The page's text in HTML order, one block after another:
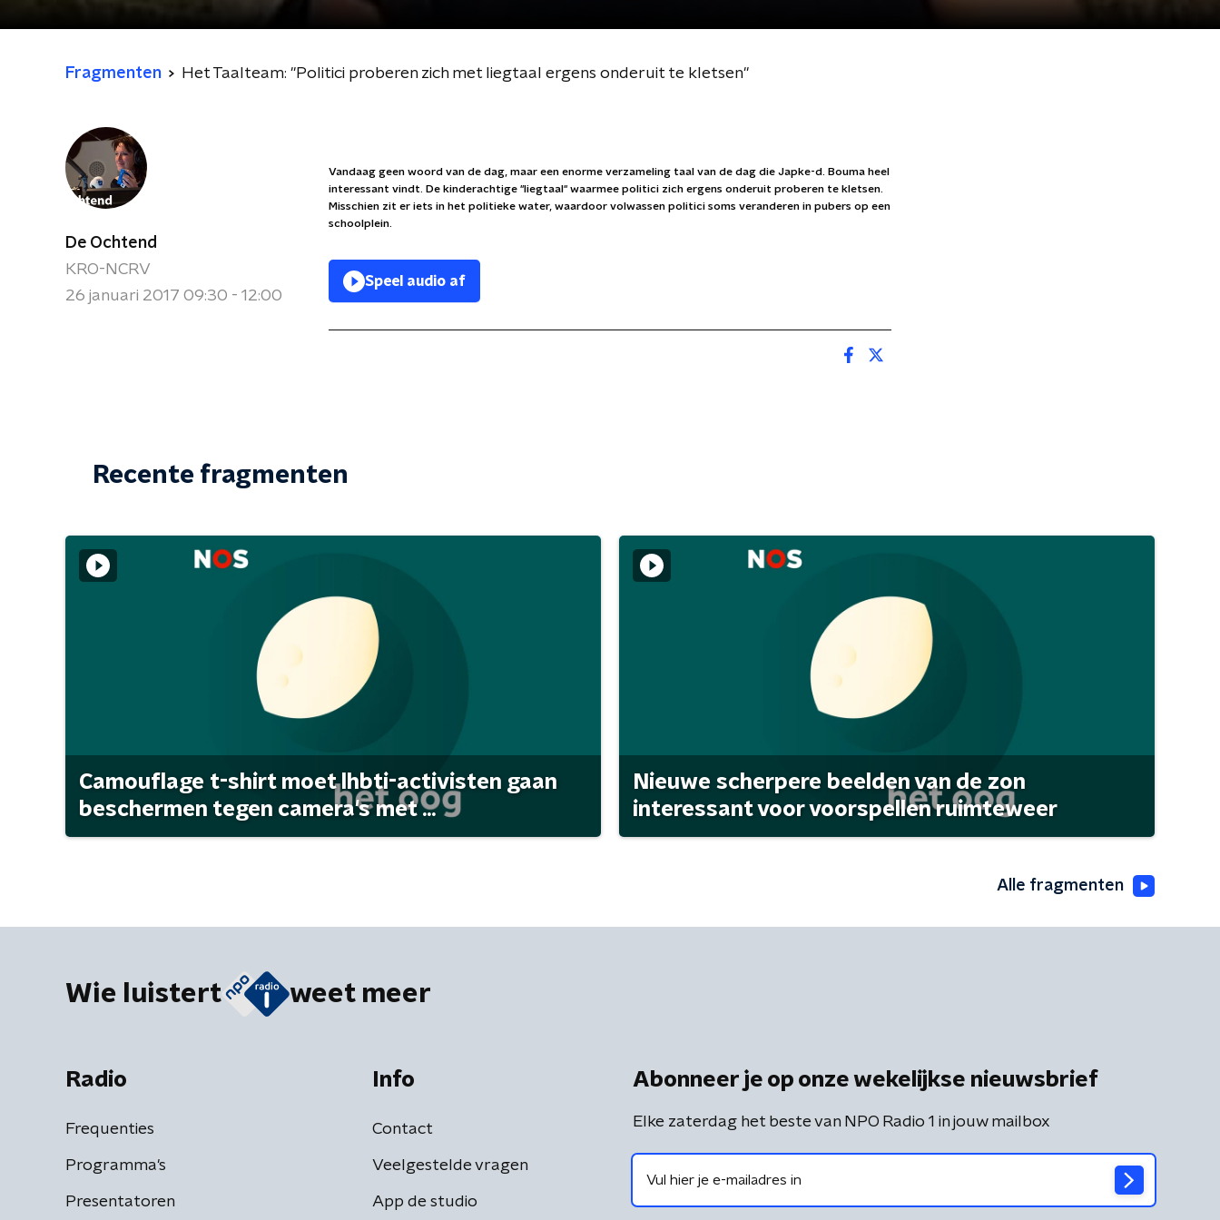
Fragmenten Het Taalteam: ''Politici proberen zich met liegtaal ergens onderuit te kletsen''
De Ochtend
KRO-NCRV
26 januari 2017 09:30 - 12:00
Vandaag geen woord van de dag, maar een enorme verzameling taal van de dag die Japke-d. Bouma heel
interessant vindt. De kinderachtige ''liegtaal'' waarmee politici zich ergens onderuit proberen te kletsen.
Misschien zit er iets in het politieke water, waardoor volwassen politici soms veranderen in pubers op een
schoolplein.
Speel audio af
Recente fragmenten
Camouflage t-shirt moet lhbti-activisten gaan
beschermen tegen camera's met ...
Nieuwe scherpere beelden van de zon
interessant voor voorspellen ruimteweer
Alle fragmenten
Wie luistert weet meer
Radio
Frequenties
Programma's
Presentatoren
Info
Contact
Veelgestelde vragen
App de studio
Abonneer je op onze wekelijkse nieuwsbrief
Elke zaterdag het beste van NPO Radio 1 in jouw mailbox